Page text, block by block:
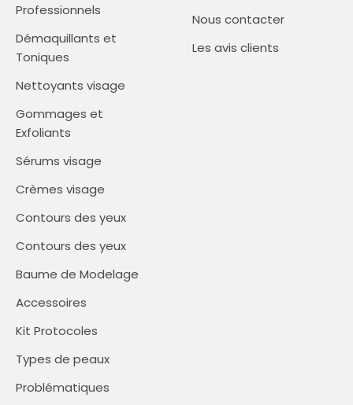
Professionnels
Démaquillants et
Toniques
Nettoyants visage
Gommages et
Exfoliants
Sérums visage
Crèmes visage
Contours des yeux
Contours des yeux
Baume de Modelage
Accessoires
Kit Protocoles
Types de peaux
Problématiques
Nous contacter
Les avis clients